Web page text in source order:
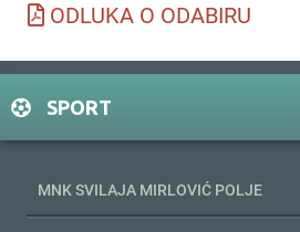
ODLUKA O ODABIRU
SPORT
MNK SVILAJA MIRLOVIĆ POLJE